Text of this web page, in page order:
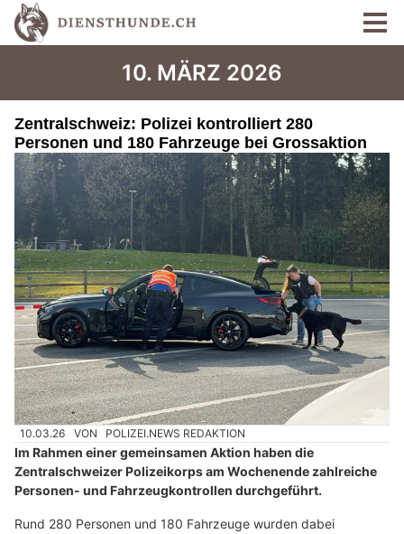
10. MÄRZ 2026
Zentralschweiz: Polizei kontrolliert 280
Personen und 180 Fahrzeuge bei Grossaktion
10.03.26 VON POLIZEI.NEWS REDAKTION
Im Rahmen einer gemeinsamen Aktion haben die
Zentralschweizer Polizeikorps am Wochenende zahlreiche
Personen- und Fahrzeugkontrollen durchgeführt.
Rund 280 Personen und 180 Fahrzeuge wurden dabei